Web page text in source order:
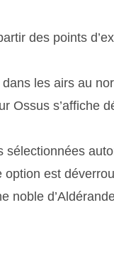
des points
les airs au
Ossus s’affiche
option est
noble